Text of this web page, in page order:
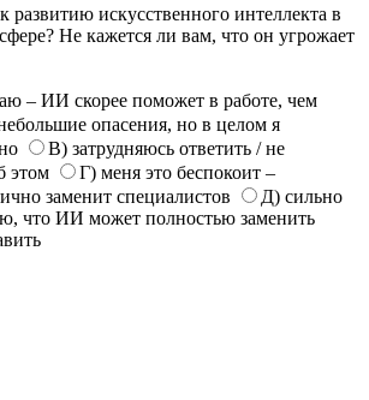
развитию искусственного интеллекта в
Не кажется ли вам, что он угрожает
– ИИ скорее поможет в работе, чем
опасения, но в целом я
В) затрудняюсь ответить / не
этом
Г) меня это беспокоит –
заменит специалистов
Д) сильно
что ИИ может полностью заменить